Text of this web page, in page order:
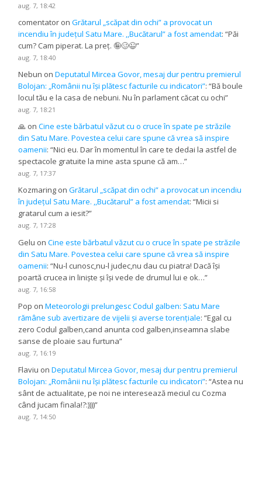
aug. 7, 18:42
comentator onGrătarul „scăpat din ochi” a provocat un
incendiu în județul Satu Mare. ,,Bucătarul” a fost amendat: “Păi
cum? Cam piperat. La preț. 🤪🥴😉”
aug. 7, 18:40
Nebun onDeputatul Mircea Govor, mesaj dur pentru premierul
Bolojan: „Românii nu își plătesc facturile cu indicatori”: “Bă boule
locul tău e la casa de nebuni. Nu în parlament căcat cu ochi”
aug. 7, 18:21
🙏 onCine este bărbatul văzut cu o cruce în spate pe străzile
din Satu Mare. Povestea celui care spune că vrea să inspire
oamenii: “Nici eu. Dar în momentul în care te dedai la astfel de
spectacole gratuite la mine asta spune că am…”
aug. 7, 17:37
Kozmaring onGrătarul „scăpat din ochi” a provocat un incendiu
în județul Satu Mare. ,,Bucătarul” a fost amendat: “Micii si
gratarul cum a iesit?”
aug. 7, 17:28
Gelu onCine este bărbatul văzut cu o cruce în spate pe străzile
din Satu Mare. Povestea celui care spune că vrea să inspire
oamenii: “Nu-l cunosc,nu-l judec,nu dau cu piatra! Dacă își
poartă crucea in liniște și își vede de drumul lui e ok…”
aug. 7, 16:58
Pop onMeteorologii prelungesc Codul galben: Satu Mare
rămâne sub avertizare de vijelii și averse torențiale: “Egal cu
zero Codul galben,cand anunta cod galben,inseamna slabe
sanse de ploaie sau furtuna”
aug. 7, 16:19
Flaviu onDeputatul Mircea Govor, mesaj dur pentru premierul
Bolojan: „Românii nu își plătesc facturile cu indicatori”: “Astea nu
sânt de actualitate, pe noi ne interesează meciul cu Cozma
când jucam finala!?:))))”
aug. 7, 14:50